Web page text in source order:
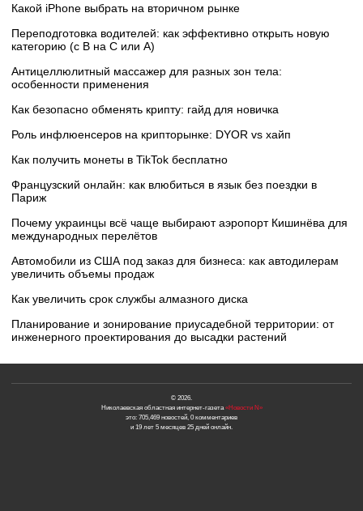
Какой iPhone выбрать на вторичном рынке
Переподготовка водителей: как эффективно открыть новую
категорию (с B на C или А)
Антицеллюлитный массажер для разных зон тела:
особенности применения
Как безопасно обменять крипту: гайд для новичка
Роль инфлюенсеров на крипторынке: DYOR vs хайп
Как получить монеты в TikTok бесплатно
Французский онлайн: как влюбиться в язык без поездки в
Париж
Почему украинцы всё чаще выбирают аэропорт Кишинёва для
международных перелётов
Автомобили из США под заказ для бизнеса: как автодилерам
увеличить объемы продаж
Как увеличить срок службы алмазного диска
Планирование и зонирование приусадебной территории: от
инженерного проектирования до высадки растений
© 2026.
Николаевская областная интернет-газета «Новости N»
это: 705,469 новостей, 0 комментариев
и 19 лет 5 месяцев 25 дней онлайн.